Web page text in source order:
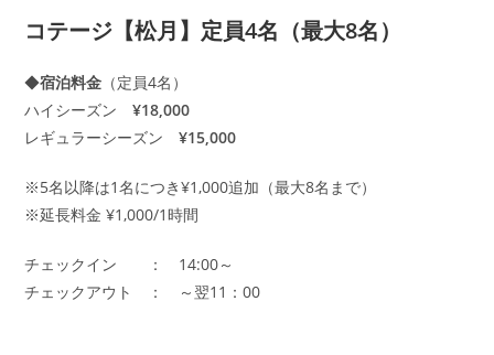
コテージ【松月】定員4名（最大8名）
◆宿泊料金 （定員4名）
ハイシーズン¥18,000
レギュラーシーズン¥15,000
※5名以降は1名につき¥1,000追加（最大8名まで）
※延長料金 ¥1,000/1時間
チェックイン ： 14:00～
チェックアウト ： ～翌11：00